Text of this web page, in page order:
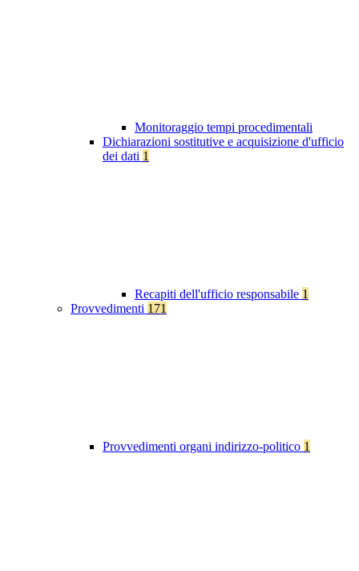
Monitoraggio tempi procedimentali
Dichiarazioni sostitutive e acquisizione d'ufficio
dei dati 1
Recapiti dell'ufficio responsabile 1
Provvedimenti 171
Provvedimenti organi indirizzo-politico 1